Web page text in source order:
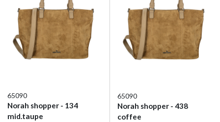
65090
Norah shopper - 134
mid.taupe
65090
Norah shopper - 438
coffee